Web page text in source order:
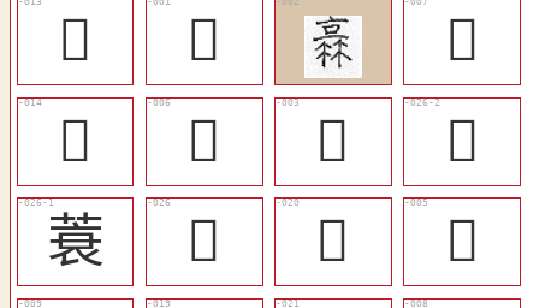
󵖓 𠆂
󵖏
󰵇
𠌺 𣩖
𤸬
蓑
󵖛 󵖗
󵖎